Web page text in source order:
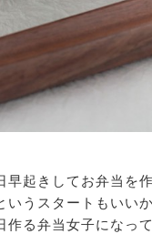
早起きしてお弁当を
いうスタートもいい
作る弁当女子になっ